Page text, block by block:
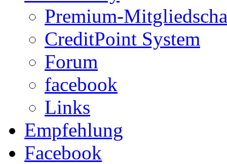
Premium-
CreditPoint System
Forum
facebook
Links
Empfehlung
Facebook